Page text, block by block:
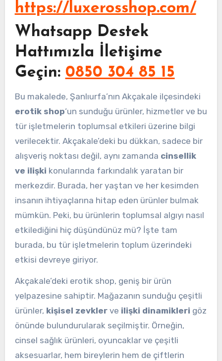
https://luxerosshop.com/
Whatsapp Destek
Hattımızla İletişime
Geçin: 0850 304 85 15
Bu makalede, Şanlıurfa’nın Akçakale ilçesindeki
erotik shop‘un sunduğu ürünler, hizmetler ve bu
tür işletmelerin toplumsal etkileri üzerine bilgi
verilecektir. Akçakale’deki bu dükkan, sadece bir
alışveriş noktası değil, aynı zamanda cinsellik
ve ilişki konularında farkındalık yaratan bir
merkezdir. Burada, her yaştan ve her kesimden
insanın ihtiyaçlarına hitap eden ürünler bulmak
mümkün. Peki, bu ürünlerin toplumsal algıyı nasıl
etkilediğini hiç düşündünüz mü? İşte tam
burada, bu tür işletmelerin toplum üzerindeki
etkisi devreye giriyor.
Akçakale’deki erotik shop, geniş bir ürün
yelpazesine sahiptir. Mağazanın sunduğu çeşitli
ürünler, kişisel zevklerve ilişki dinamikleri göz
önünde bulundurularak seçilmiştir. Örneğin,
cinsel sağlık ürünleri, oyuncaklar ve çeşitli
aksesuarlar, hem bireylerin hem de çiftlerin